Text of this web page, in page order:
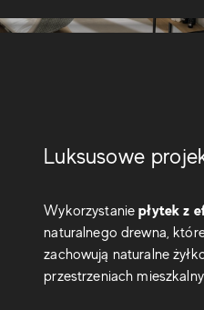
Luksusowe
Wykorzystaniepłytek z
naturalnego drewna,
zachowują naturalne
przestrzeniach